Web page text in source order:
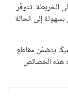
تتوفّر
إلى الحالة
يتضمّن مقاطع
الخصائص